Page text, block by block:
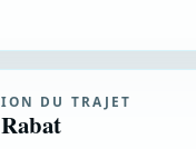
DU TRAJET